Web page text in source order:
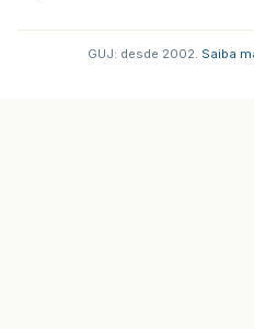
GUJ: desde 2002. Saiba